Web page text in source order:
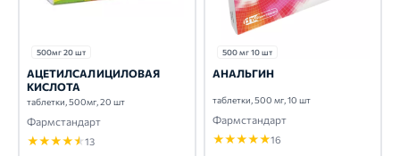
500мг 20 шт
АЦЕТИЛСАЛИЦИЛОВАЯ
КИСЛОТА
таблетки, 500мг, 20 шт
Фармстандарт
★★★★★13
500 мг 10 шт
АНАЛЬГИН
таблетки, 500 мг, 10 шт
Фармстандарт
★★★★★16